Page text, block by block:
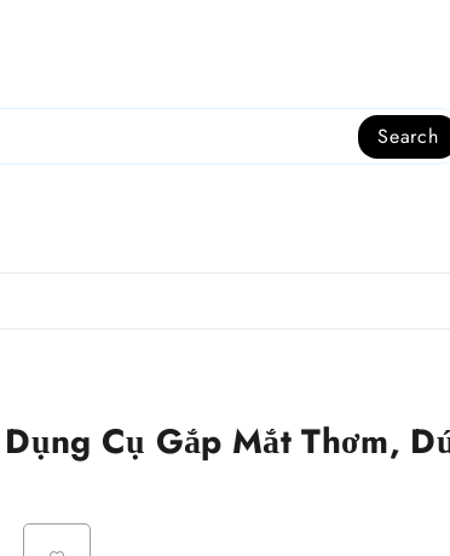
Search
Dụng Cụ Gắp Mắt Thơm,